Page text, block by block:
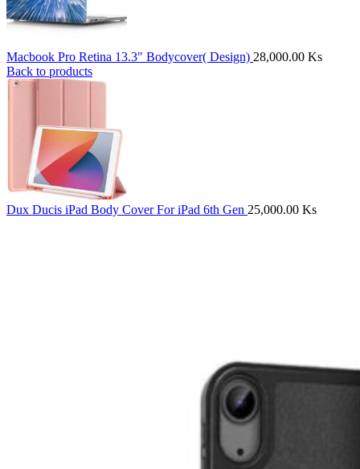
Macbook Pro Retina 13.3" Bodycover( Design) 28,000.00 Ks
Back to products
Dux Ducis iPad Body Cover For iPad 6th Gen 25,000.00 Ks